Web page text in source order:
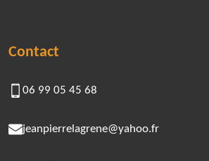
Contact
06 99 05 45 68
jeanpierrelagrene@yahoo.fr